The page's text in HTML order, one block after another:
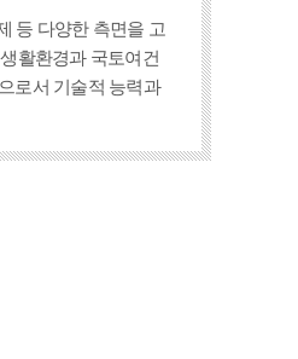
등 다양한 측면을 고
활환경과 국토여건
로서 기술적 능력과